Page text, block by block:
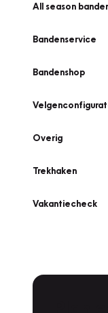
All season
Bandenservice
Bandenshop
Overig
Trekhaken
Vakantiecheck